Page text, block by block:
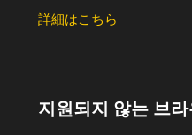
詳細はこちら
지원되지 않는 브